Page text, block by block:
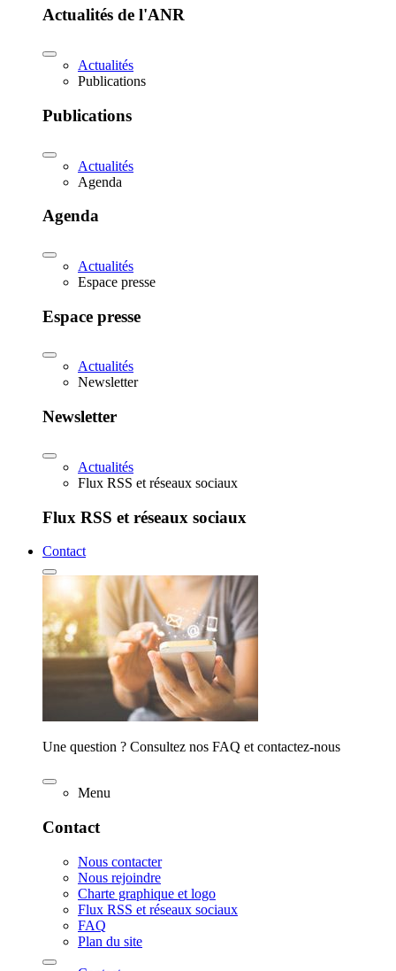
Actualités de l'ANR
Actualités
Publications
Publications
Actualités
Agenda
Agenda
Actualités
Espace presse
Espace presse
Actualités
Newsletter
Newsletter
Actualités
Flux RSS et réseaux sociaux
Flux RSS et réseaux sociaux
Contact
Une question ? Consultez nos FAQ et contactez-nous
Menu
Contact
Nous contacter
Nous rejoindre
Charte graphique et logo
Flux RSS et réseaux sociaux
FAQ
Plan du site